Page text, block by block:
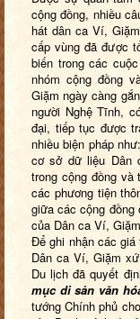
cộng đồng, nhiều
hát dân ca Ví,
cấp vùng đã được
biến trong các
nhóm cộng đồng
Giặm ngày càng
người Nghệ Tĩnh,
đại, tiếp tục được
nhiều biện pháp
cơ sở dữ liệu Dân
trong cộng đồng và
các phương tiện
giữa các cộng
của Dân ca Ví,
Để ghi nhận các
Dân ca Ví, Giặm
Du lịch đã quyết
mục di sản văn
tướng Chính phủ